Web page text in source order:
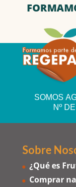
SOMOS
Nº
Sobre
¿Qué es
Comprar